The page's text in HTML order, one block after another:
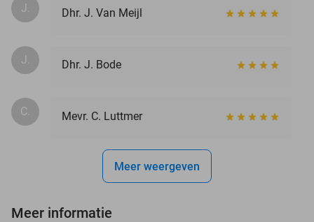
J. Dhr. J. Van Meijl
J. Dhr. J. Bode
C. Mevr. C. Luttmer
Meer weergeven
Meer informatie